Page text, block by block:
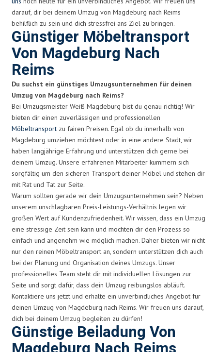
darauf, dir bei deinem Umzug von Magdeburg nach Reims
behilflich zu sein und dich stressfrei ans Ziel zu bringen.
Günstiger Möbeltransport
Von Magdeburg Nach
Reims
Du suchst ein günstiges Umzugsunternehmen für deinen
Umzug von Magdeburg nach Reims?
Bei Umzugsmeister Weiß Magdeburg bist du genau richtig! Wir
bieten dir einen zuverlässigen und professionellen
Möbeltransport zu fairen Preisen. Egal ob du innerhalb von
Magdeburg umziehen möchtest oder in eine andere Stadt, wir
haben langjährige Erfahrung und unterstützen dich gerne bei
deinem Umzug. Unsere erfahrenen Mitarbeiter kümmern sich
sorgfältig um den sicheren Transport deiner Möbel und stehen dir
mit Rat und Tat zur Seite.
Warum sollten gerade wir dein Umzugsunternehmen sein? Neben
unserem unschlagbaren Preis-Leistungs-Verhältnis legen wir
großen Wert auf Kundenzufriedenheit. Wir wissen, dass ein Umzug
eine stressige Zeit sein kann und möchten dir den Prozess so
einfach und angenehm wie möglich machen. Daher bieten wir nicht
nur den reinen Möbeltransport an, sondern unterstützen dich auch
bei der Planung und Organisation deines Umzugs. Unser
professionelles Team steht dir mit individuellen Lösungen zur
Seite und sorgt dafür, dass dein Umzug reibungslos abläuft.
Kontaktiere uns jetzt und erhalte ein unverbindliches Angebot für
deinen Umzug von Magdeburg nach Reims. Wir freuen uns darauf,
dich bei deinem Umzug begleiten zu dürfen!
Günstige Beiladung Von